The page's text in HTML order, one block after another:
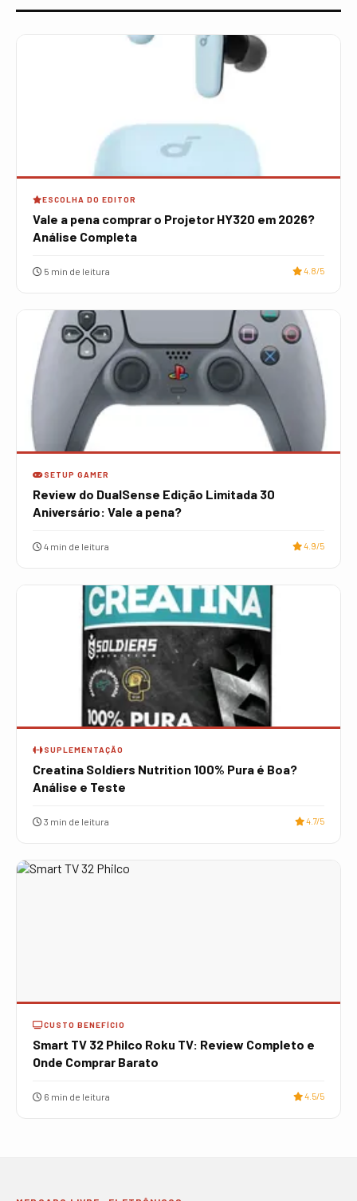
ESCOLHA DO EDITOR
Vale a pena comprar o Projetor HY320 em 2026?
Análise Completa
5 min de leitura 4.8/5
SETUP GAMER
Review do DualSense Edição Limitada 30
Aniversário: Vale a pena?
4 min de leitura 4.9/5
SUPLEMENTAÇÃO
Creatina Soldiers Nutrition 100% Pura é Boa?
Análise e Teste
3 min de leitura 4.7/5
CUSTO BENEFÍCIO
Smart TV 32 Philco Roku TV: Review Completo e
Onde Comprar Barato
6 min de leitura 4.5/5